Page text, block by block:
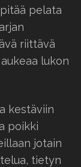
pelata
riittävä
lukon
kestäviin
poikki
jotain
tietyn